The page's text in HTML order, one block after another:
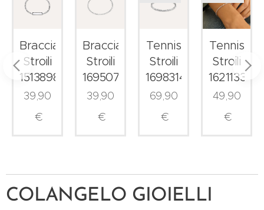
Bracciale
Stroili
1513898
39,90
€
Bracciale
Stroili
1695075
39,90
€
Tennis
Stroili
1698314
69,90
€
Tennis
Stroili
1621133
49,90
€
COLANGELO GIOIELLI